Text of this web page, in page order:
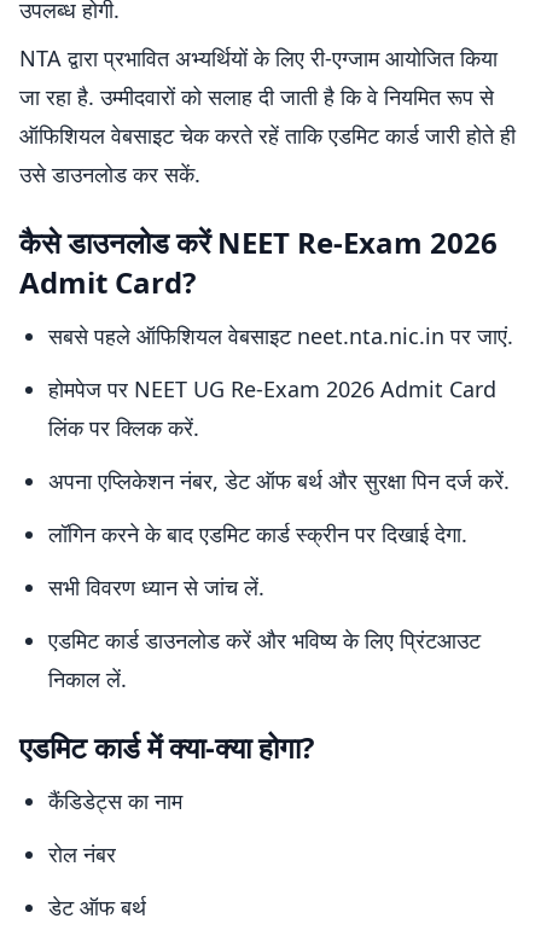
उपलब्ध होगी.
NTA द्वारा प्रभावित अभ्यर्थियों के लिए री-एग्जाम आयोजित किया
जा रहा है. उम्मीदवारों को सलाह दी जाती है कि वे नियमित रूप से
ऑफिशियल वेबसाइट चेक करते रहें ताकि एडमिट कार्ड जारी होते ही
उसे डाउनलोड कर सकें.
कैसे डाउनलोड करें NEET Re-Exam 2026
Admit Card?
सबसे पहले ऑफिशियल वेबसाइट neet.nta.nic.in पर जाएं.
होमपेज पर NEET UG Re-Exam 2026 Admit Card
लिंक पर क्लिक करें.
अपना एप्लिकेशन नंबर, डेट ऑफ बर्थ और सुरक्षा पिन दर्ज करें.
लॉगिन करने के बाद एडमिट कार्ड स्क्रीन पर दिखाई देगा.
सभी विवरण ध्यान से जांच लें.
एडमिट कार्ड डाउनलोड करें और भविष्य के लिए प्रिंटआउट
निकाल लें.
एडमिट कार्ड में क्या-क्या होगा?
कैंडिडेट्स का नाम
रोल नंबर
डेट ऑफ बर्थ